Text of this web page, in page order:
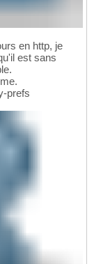
en http, je
est sans
prefs